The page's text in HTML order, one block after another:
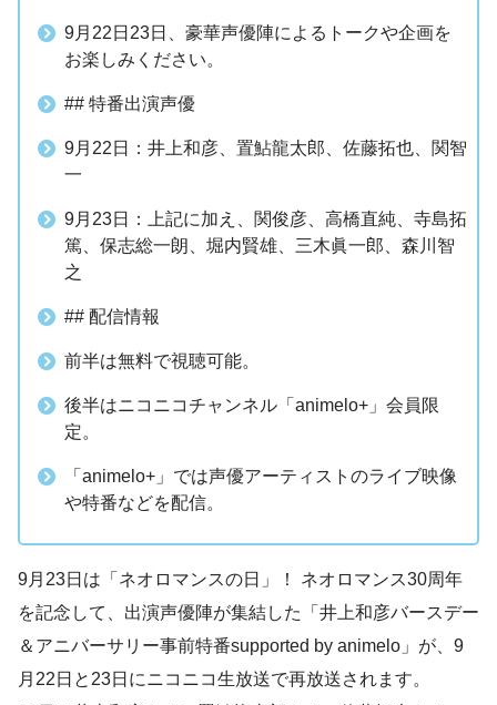
9月22日23日、豪華声優陣によるトークや企画を
お楽しみください。
## 特番出演声優
9月22日：井上和彦、置鮎龍太郎、佐藤拓也、関智
一
9月23日：上記に加え、関俊彦、高橋直純、寺島拓
篤、保志総一朗、堀内賢雄、三木眞一郎、森川智
之
## 配信情報
前半は無料で視聴可能。
後半はニコニコチャンネル「animelo+」会員限
定。
「animelo+」では声優アーティストのライブ映像
や特番などを配信。
9月23日は「ネオロマンスの日」！ ネオロマンス30周年
を記念して、出演声優陣が集結した「井上和彦バースデー
＆アニバーサリー事前特番supported by animelo」が、9
月22日と23日にニコニコ生放送で再放送されます。